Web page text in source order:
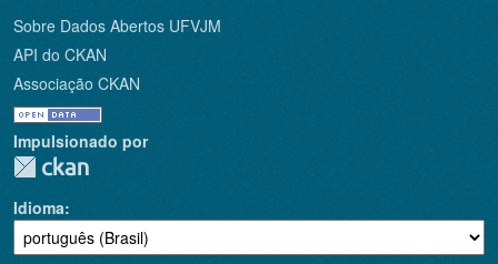
Sobre Dados Abertos UFVJM
API do CKAN
Associação CKAN
Impulsionado por
Idioma